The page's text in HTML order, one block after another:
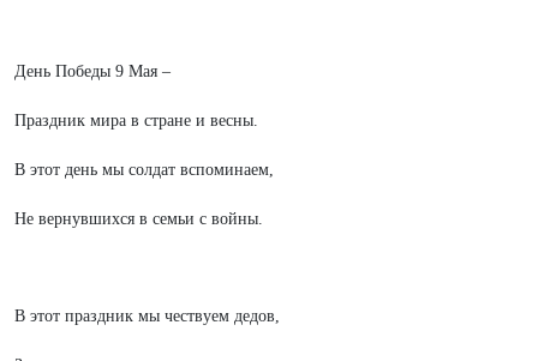
День Победы 9 Мая –
Праздник мира в стране и весны.
В этот день мы солдат вспоминаем,
Не вернувшихся в семьи с войны.
В этот праздник мы чествуем дедов,